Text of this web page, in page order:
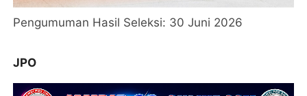
Pengumuman Hasil Seleksi: 30 Juni 2026
JPO